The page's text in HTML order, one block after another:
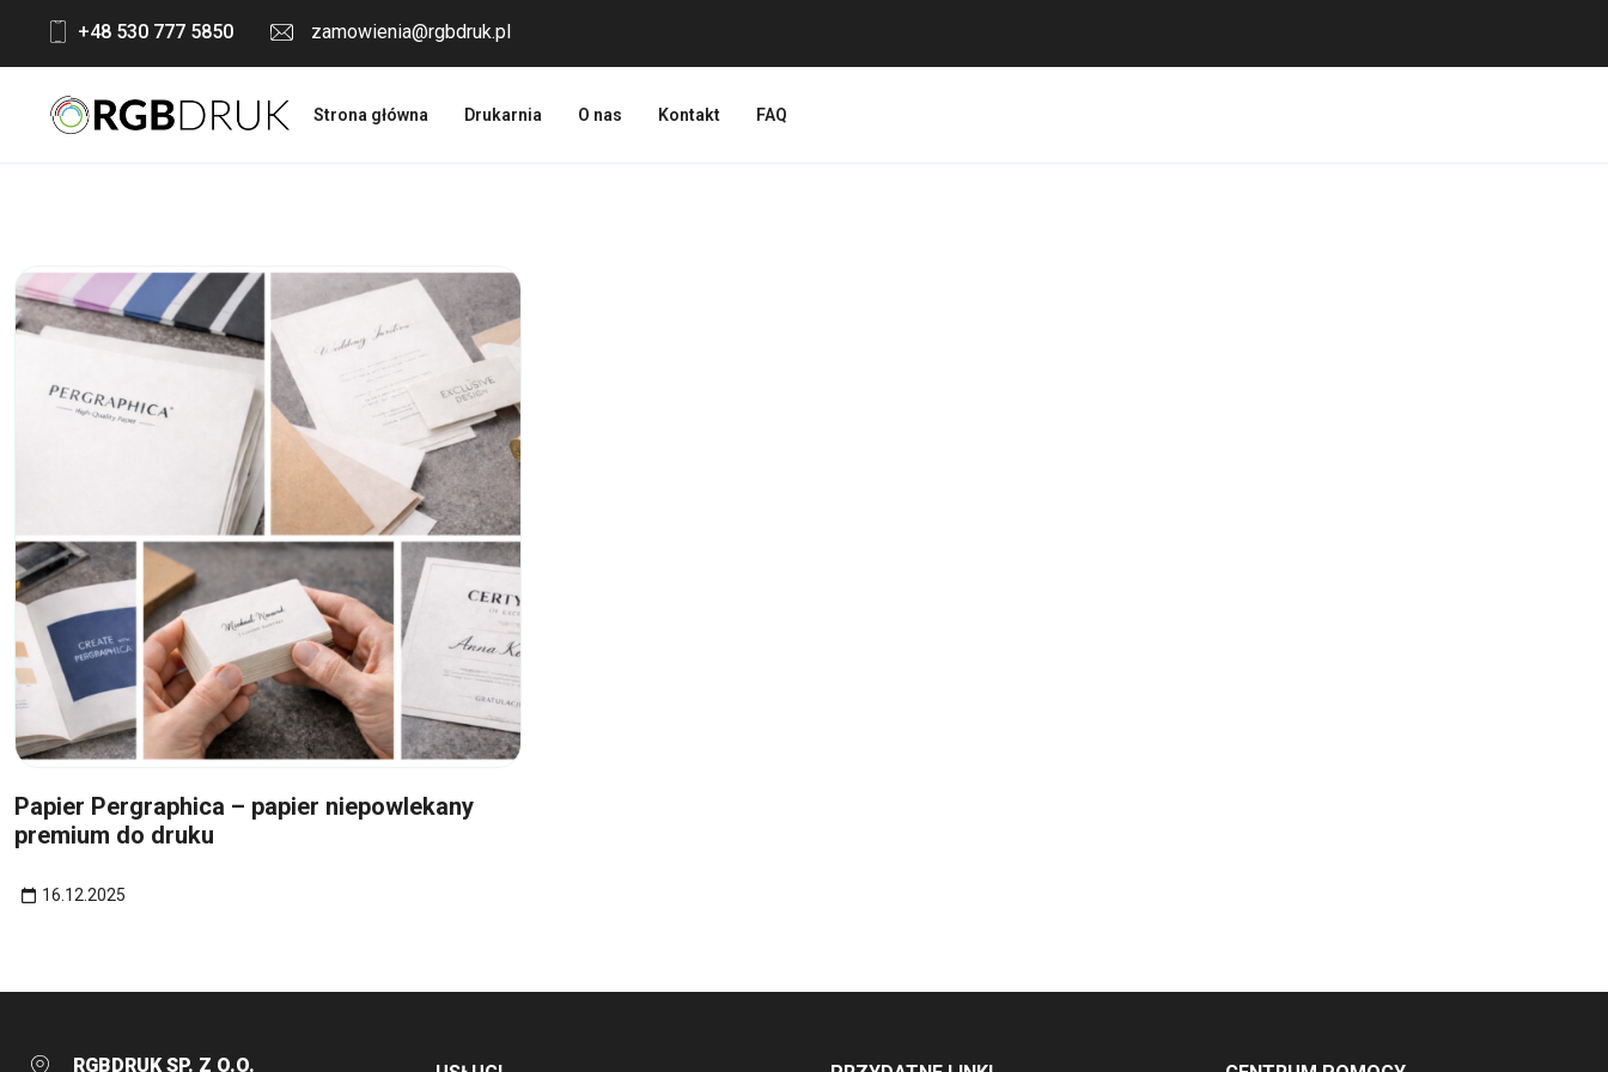
content
+48 530 777 5850 zamowienia@rgbdruk.pl
Strona główna Drukarnia O nas Kontakt FAQ
Papier Pergraphica – papier niepowlekany
premium do druku
16.12.2025
RGBDRUK SP. Z O.O.